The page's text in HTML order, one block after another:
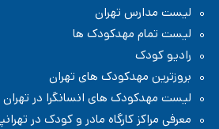
مدرسه دبستان (ابتدایی) پسرانه غیر
مدرسه دبستان (ابتدایی) در منطقه ۳ تهران
لیست مدارس تهران
لیست تمام مهدکودک ها
رادیو کودک
بروزترین مهدکودک های تهران
لیست مهدکودک های انسانگرا در تهران
معرفی مراکز کارگاه مادر و کودک در